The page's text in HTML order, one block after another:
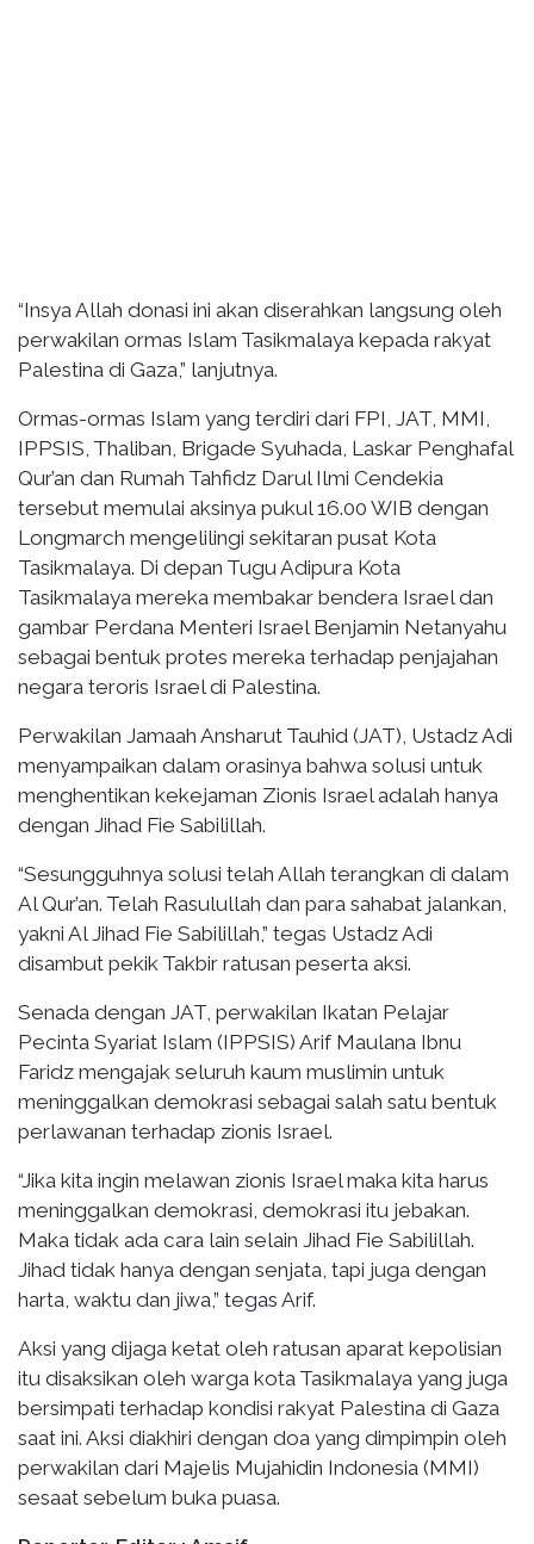
“Insya Allah donasi ini akan diserahkan langsung oleh
perwakilan ormas Islam Tasikmalaya kepada rakyat
Palestina di Gaza,” lanjutnya.
Ormas-ormas Islam yang terdiri dari FPI, JAT, MMI,
IPPSIS, Thaliban, Brigade Syuhada, Laskar Penghafal
Qur’an dan Rumah Tahfidz Darul Ilmi Cendekia
tersebut memulai aksinya pukul 16.00 WIB dengan
Longmarch mengelilingi sekitaran pusat Kota
Tasikmalaya. Di depan Tugu Adipura Kota
Tasikmalaya mereka membakar bendera Israel dan
gambar Perdana Menteri Israel Benjamin Netanyahu
sebagai bentuk protes mereka terhadap penjajahan
negara teroris Israel di Palestina.
Perwakilan Jamaah Ansharut Tauhid (JAT), Ustadz Adi
menyampaikan dalam orasinya bahwa solusi untuk
menghentikan kekejaman Zionis Israel adalah hanya
dengan Jihad Fie Sabilillah.
“Sesungguhnya solusi telah Allah terangkan di dalam
Al Qur’an. Telah Rasulullah dan para sahabat jalankan,
yakni Al Jihad Fie Sabilillah,” tegas Ustadz Adi
disambut pekik Takbir ratusan peserta aksi.
Senada dengan JAT, perwakilan Ikatan Pelajar
Pecinta Syariat Islam (IPPSIS) Arif Maulana Ibnu
Faridz mengajak seluruh kaum muslimin untuk
meninggalkan demokrasi sebagai salah satu bentuk
perlawanan terhadap zionis Israel.
“Jika kita ingin melawan zionis Israel maka kita harus
meninggalkan demokrasi, demokrasi itu jebakan.
Maka tidak ada cara lain selain Jihad Fie Sabilillah.
Jihad tidak hanya dengan senjata, tapi juga dengan
harta, waktu dan jiwa,” tegas Arif.
Aksi yang dijaga ketat oleh ratusan aparat kepolisian
itu disaksikan oleh warga kota Tasikmalaya yang juga
bersimpati terhadap kondisi rakyat Palestina di Gaza
saat ini. Aksi diakhiri dengan doa yang dimpimpin oleh
perwakilan dari Majelis Mujahidin Indonesia (MMI)
sesaat sebelum buka puasa.